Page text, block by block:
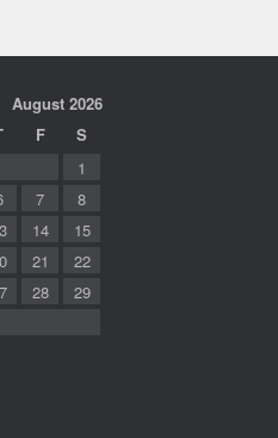
August 2026
F
S
1
7
8
14
15
21
22
28
29